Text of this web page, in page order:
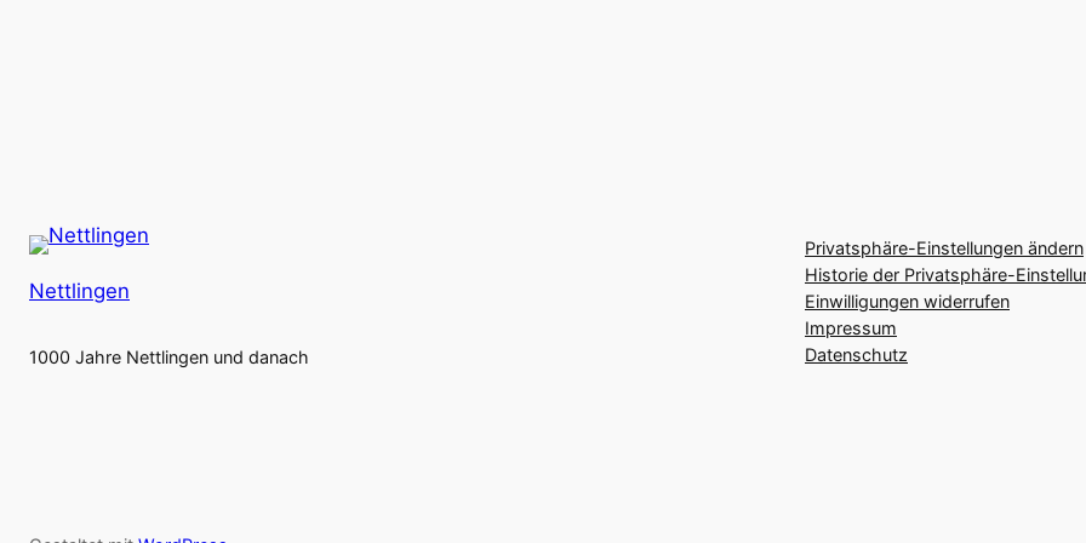
Nettlingen
1000 Jahre Nettlingen und danach
Privatsphäre-Einstellungen ändern
Historie der Privatsphäre-
Einwilligungen widerrufen
Impressum
Datenschutz